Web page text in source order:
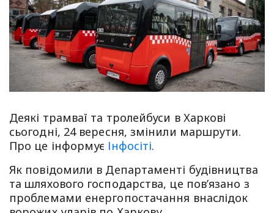
Деякі трамваї та тролейбуси в Харкові
сьогодні, 24 вересня, змінили маршрути.
Про це інформує Інфосіті.
Як повідомили в Департаменті будівництва
та шляхового господарства, це пов’язано з
проблемами енергопостачання внаслідок